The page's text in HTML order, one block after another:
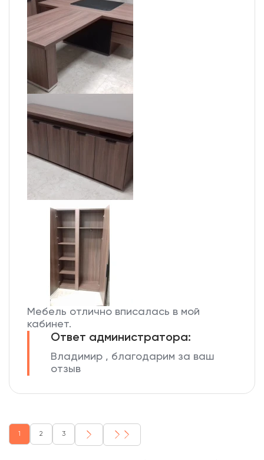
Мебель отлично вписалась в мой
кабинет.
Ответ администратора:
Владимир , благодарим за ваш
отзыв
1 2 3